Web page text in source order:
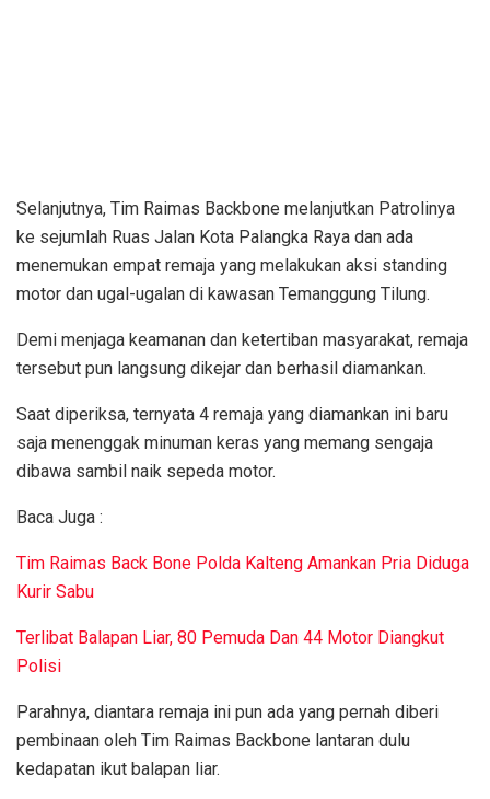
Selanjutnya, Tim Raimas Backbone melanjutkan Patrolinya
ke sejumlah Ruas Jalan Kota Palangka Raya dan ada
menemukan empat remaja yang melakukan aksi standing
motor dan ugal-ugalan di kawasan Temanggung Tilung.
Demi menjaga keamanan dan ketertiban masyarakat, remaja
tersebut pun langsung dikejar dan berhasil diamankan.
Saat diperiksa, ternyata 4 remaja yang diamankan ini baru
saja menenggak minuman keras yang memang sengaja
dibawa sambil naik sepeda motor.
Baca Juga :
Tim Raimas Back Bone Polda Kalteng Amankan Pria Diduga
Kurir Sabu
Terlibat Balapan Liar, 80 Pemuda Dan 44 Motor Diangkut
Polisi
Parahnya, diantara remaja ini pun ada yang pernah diberi
pembinaan oleh Tim Raimas Backbone lantaran dulu
kedapatan ikut balapan liar.